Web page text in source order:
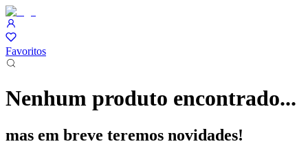
Favoritos
Nenhum produto encontrado...
mas em breve teremos novidades!